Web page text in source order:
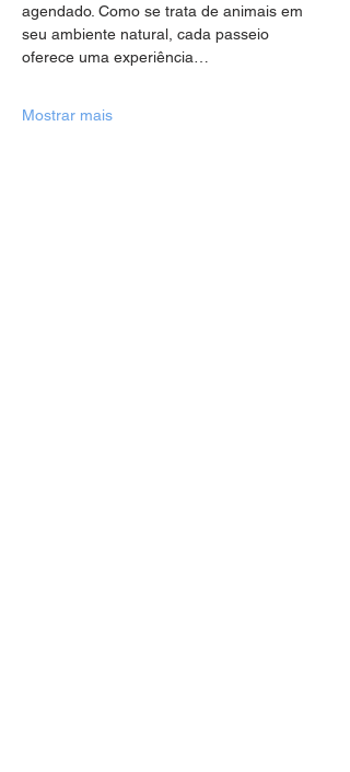
agendado. Como se trata de animais em
seu ambiente natural, cada passeio
oferece uma experiência…
Mostrar mais